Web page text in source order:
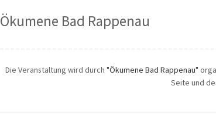
Ökumene Bad Rappenau
Die Veranstaltung wird durch "Ökumene Bad Rappenau"
Seite und